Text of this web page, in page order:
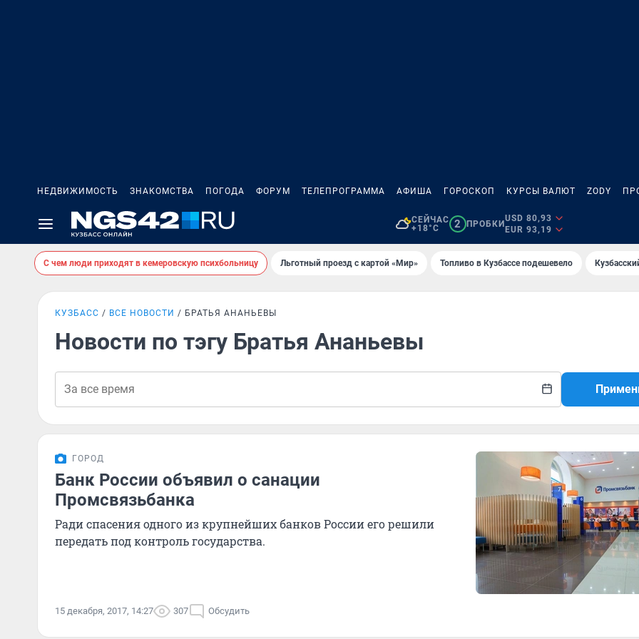
НЕДВИЖИМОСТЬ ЗНАКОМСТВА ПОГОДА ФОРУМ ТЕЛЕПРОГРАММА АФИША ГОРОСКОП КУРСЫ ВАЛЮТ ZODY
СЕЙЧАС
+18°C
2 ПРОБКИ
USD 80,93
EUR 93,19
С чем люди приходят в кемеровскую психбольницу Льготный проезд с картой «Мир» Топливо в Кузбассе подешевело
КУЗБАСС ВСЕ НОВОСТИ БРАТЬЯ АНАНЬЕВЫ
Новости по тэгу Братья Ананьевы
ГОРОД
Банк России объявил о санации
Промсвязьбанка
Ради спасения одного из крупнейших банков России его решили
передать под контроль государства.
15 декабря, 2017, 14:27 307 Обсудить